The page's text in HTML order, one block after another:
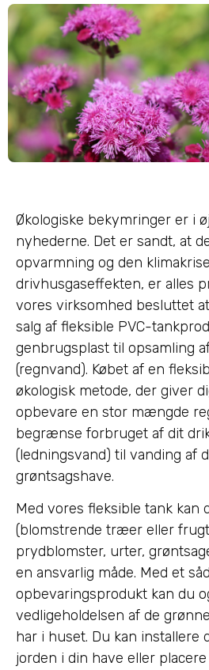
Økologiske bekymringer er i
nyhederne. Det er sandt, at
opvarmning og den
drivhusgaseffekten, er alles
vores virksomhed besluttet
salg af fleksible PVC-
genbrugsplast til opsamling
(regnvand). Købet af en
økologisk metode, der giver
opbevare en stor mængde
begrænse forbruget af dit
(ledningsvand) til vanding af
grøntsagshave.
Med vores fleksible tank kan
(blomstrende træer eller
prydblomster, urter,
en ansvarlig måde. Med et
opbevaringsprodukt kan du
vedligeholdelsen af de
har i huset. Du kan installere
jorden i din have eller